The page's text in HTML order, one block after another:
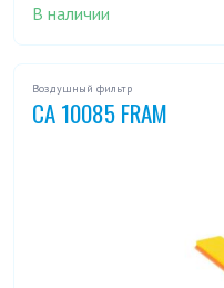
В наличии
Воздушный фильтр
CA 10085 FRAM